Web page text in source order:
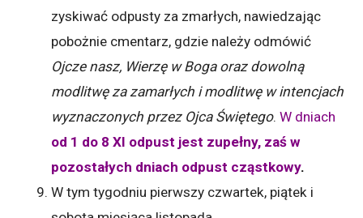
zyskiwać odpusty za zmarłych, nawiedzając
pobożnie cmentarz, gdzie należy odmówić
Ojcze nasz, Wierzę w Boga oraz dowolną
modlitwę za zamarłych i modlitwę w intencjach
wyznaczonych przez Ojca Świętego. W dniach
od 1 do 8 XI odpust jest zupełny, zaś w
pozostałych dniach odpust cząstkowy.
W tym tygodniu pierwszy czwartek, piątek i